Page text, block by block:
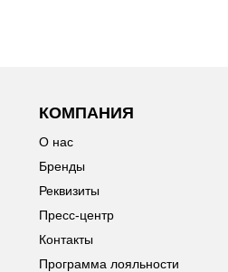
КОМПАНИЯ
О нас
Бренды
Реквизиты
Пресс-центр
Контакты
Программа лояльности